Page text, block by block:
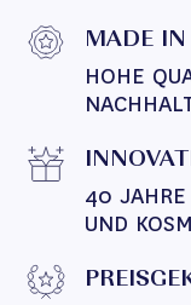
MADE IN
HOHE
40 JAHRE
UND